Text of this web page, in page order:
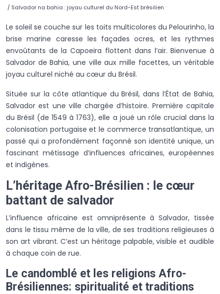
/ Salvador na bahia : joyau culturel du Nord-Est brésilien
Le soleil se couche sur les toits multicolores du Pelourinho, la
brise marine caresse les façades ocres, et les rythmes
envoûtants de la Capoeira flottent dans l’air. Bienvenue à
Salvador de Bahia, une ville aux mille facettes, un véritable
joyau culturel niché au cœur du Brésil.
Située sur la côte atlantique du Brésil, dans l’État de Bahia,
Salvador est une ville chargée d’histoire. Première capitale
du Brésil (de 1549 à 1763), elle a joué un rôle crucial dans la
colonisation portugaise et le commerce transatlantique, un
passé qui a profondément façonné son identité unique, un
fascinant métissage d’influences africaines, européennes
et indigènes.
L’héritage Afro-Brésilien : le cœur
battant de salvador
L’influence africaine est omniprésente à Salvador, tissée
dans le tissu même de la ville, de ses traditions religieuses à
son art vibrant. C’est un héritage palpable, visible et audible
à chaque coin de rue.
Le candomblé et les religions Afro-
Brésiliennes: spiritualité et traditions